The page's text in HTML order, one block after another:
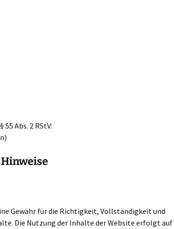
Abs. 2 RStV:
Gewähr für die Richtigkeit, Vollständigkeit und
Die Nutzung der Inhalte der Website erfolgt auf